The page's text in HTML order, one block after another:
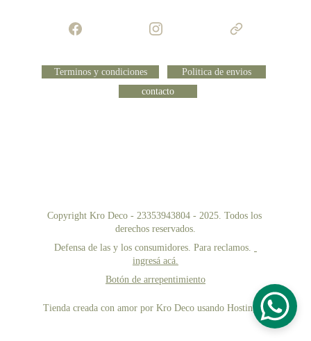
contacto
Politica de envios
Terminos y condiciones
Copyright Kro Deco - 23353943804 - 2025. Todos los
derechos reservados.
Defensa de las y los consumidores. Para reclamos.
ingresá acá.
Botón de arrepentimiento
Tienda creada con amor por Kro Deco usando Hostinger